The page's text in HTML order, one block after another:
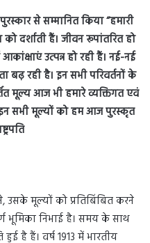
से सम्मानित किया “हमारी
दर्शाती हैं। जीवन रूपांतरित हो
उत्पन्न हो रही हैं। नई-नई
रही है। इन सभी परिवर्तनों के
मूल्य आज भी हमारे व्यक्तिगत एवं
सभी मूल्यों को हम आज पुरस्कृत
मूल्यों को प्रतिबिंबित करने
भूमिका निभाई है। समय के साथ
हुई है हैं। वर्ष 1913 में भारतीय